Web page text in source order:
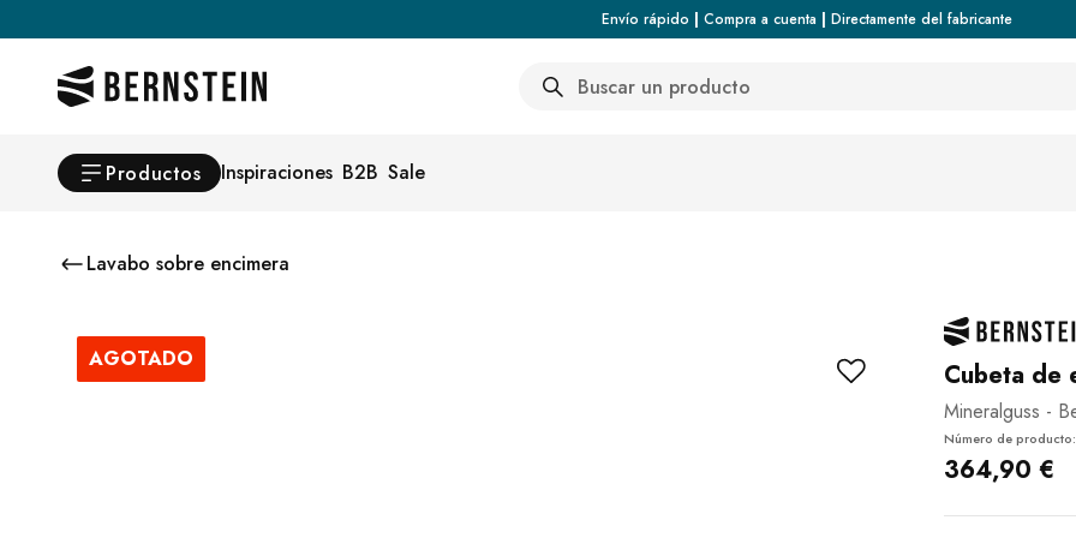
Envío rápido | Compra a cuenta | Directamente del fabricante
Search
Productos Inspiraciones B2B Sale
Lavabo sobre encimera
AGOTADO Cubeta de
Mineralguss -
Número de
364,90 €